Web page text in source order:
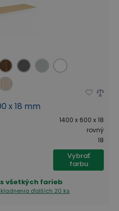
x 18 mm
1400 x 600 x 18
rovný
18
Vybrať
farbu
všetkých farieb
ďalších 20 ks